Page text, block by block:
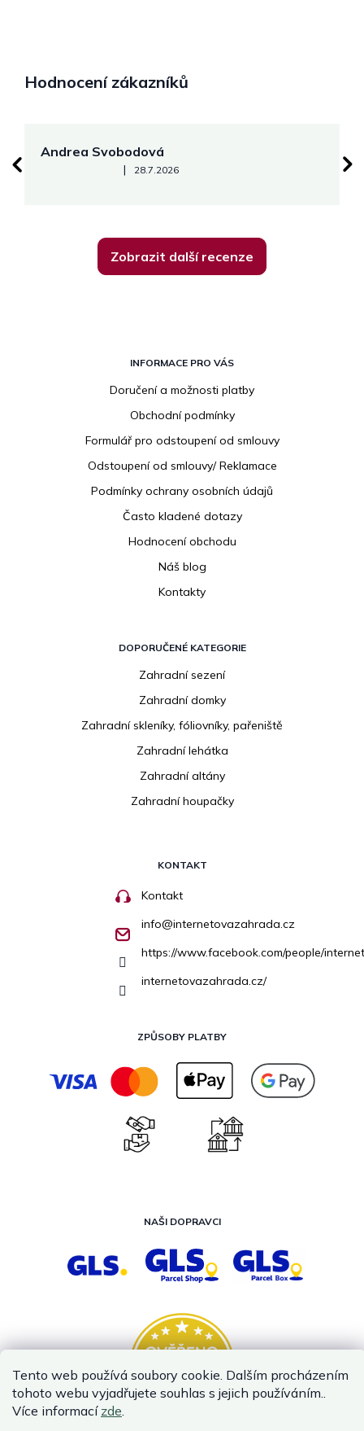
Tento web používá soubory cookie. Dalším procházením
tohoto webu vyjadřujete souhlas s jejich používáním..
Více informací zde.
Hodnocení zákazníků
Andrea Svobodová
Hodnocení obchodu je 5 z 5 hvězdiček.
| 28.7.2026
Zobrazit další recenze
INFORMACE PRO VÁS
Doručení a možnosti platby
Obchodní podmínky
Formulář pro odstoupení od smlouvy
Odstoupení od smlouvy/ Reklamace
Podmínky ochrany osobních údajů
Často kladené dotazy
Hodnocení obchodu
Náš blog
Kontakty
DOPORUČENÉ KATEGORIE
Zahradní sezení
Zahradní domky
Zahradní skleníky, fóliovníky, pařeniště
Zahradní lehátka
Zahradní altány
Zahradní houpačky
KONTAKT
Kontakt
info@internetovazahrada.cz
https://www.facebook.com/people/
internetovazahrada.cz/
ZPŮSOBY PLATBY
NAŠI DOPRAVCI